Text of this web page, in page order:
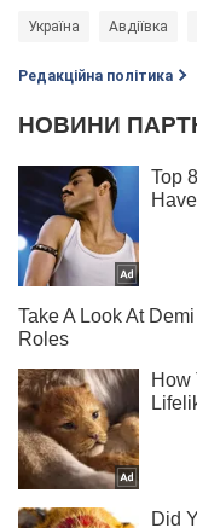
Україна Авдіївка
Редакційна політика